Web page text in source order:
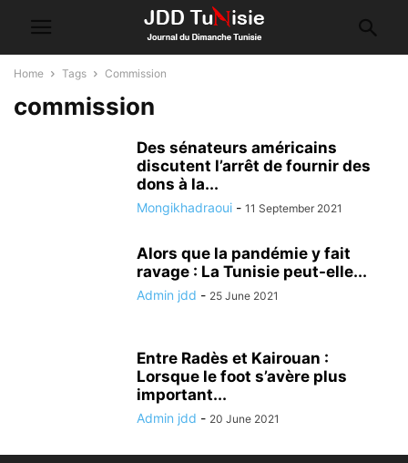
Home Tags Commission
commission
Des sénateurs américains
discutent l’arrêt de fournir des
dons à la...
Mongikhadraoui - 11 September 2021
Alors que la pandémie y fait
ravage : La Tunisie peut-elle...
Admin jdd - 25 June 2021
Entre Radès et Kairouan :
Lorsque le foot s’avère plus
important...
Admin jdd - 20 June 2021